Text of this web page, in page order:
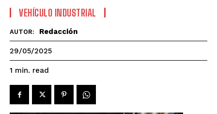
VEHÍCULO INDUSTRIAL
AUTOR: Redacción
29/05/2025
1 min. read